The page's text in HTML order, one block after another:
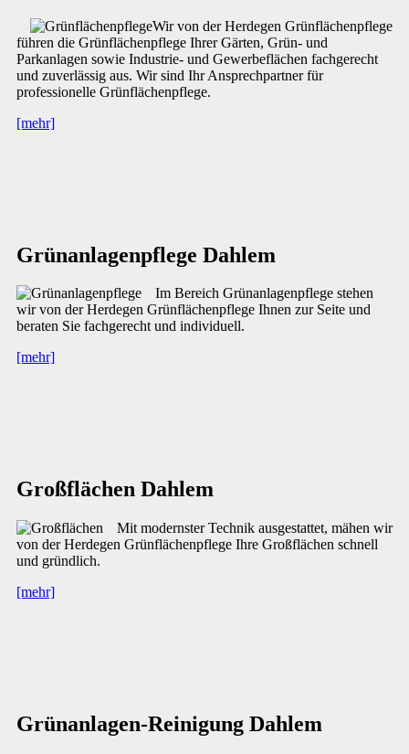
Wir von der Herdegen Grünflächenpflege
führen die Grünflächenpflege Ihrer Gärten, Grün- und
Parkanlagen sowie Industrie- und Gewerbeflächen fachgerecht
und zuverlässig aus. Wir sind Ihr Ansprechpartner für
professionelle Grünflächenpflege.
[mehr]
Grünanlagenpflege Dahlem
Im Bereich Grünanlagenpflege stehen
wir von der Herdegen Grünflächenpflege Ihnen zur Seite und
beraten Sie fachgerecht und individuell.
[mehr]
Großflächen Dahlem
Mit modernster Technik ausgestattet, mähen wir
von der Herdegen Grünflächenpflege Ihre Großflächen schnell
und gründlich.
[mehr]
Grünanlagen-Reinigung Dahlem